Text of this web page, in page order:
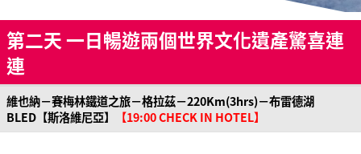
第二天 一日暢遊兩個世界文化遺產驚喜連
連
維也納－賽梅林鐵道之旅－格拉茲－220Km(3hrs)－布雷德湖
BLED【斯洛維尼亞】
【19:00 CHECK IN HOTEL】